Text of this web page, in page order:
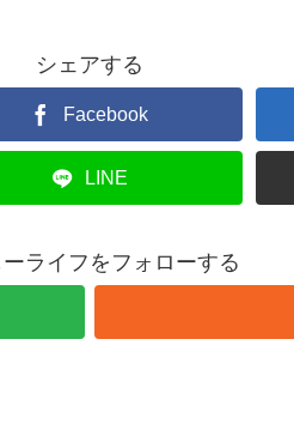
シェアする
Facebook
LINE
ーライフをフォローする